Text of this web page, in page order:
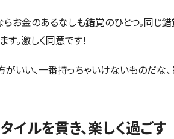
らお金のあるなしも錯覚のひとつ。同じ
す。激しく同意です！
いい、一番持っちゃいけないものだな
イルを貫き、楽しく過ごす